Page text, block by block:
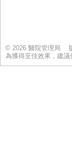
© 2026 醫院管理局
為獲得至佳效果，建